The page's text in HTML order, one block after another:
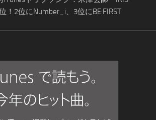
！2位にNumber_i、3位にBE:FIRST